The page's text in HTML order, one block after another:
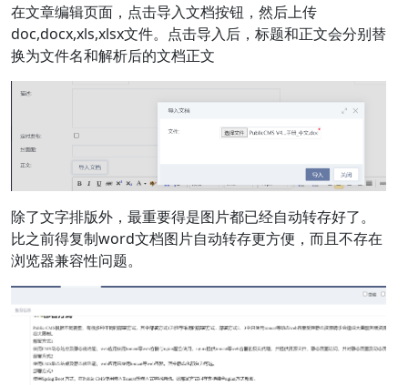
在文章编辑页面，点击导入文档按钮，然后上传
doc,docx,xls,xlsx文件。点击导入后，标题和正文会分别替
换为文件名和解析后的文档正文
除了文字排版外，最重要得是图片都已经自动转存好了。
比之前得复制word文档图片自动转存更方便，而且不存在
浏览器兼容性问题。